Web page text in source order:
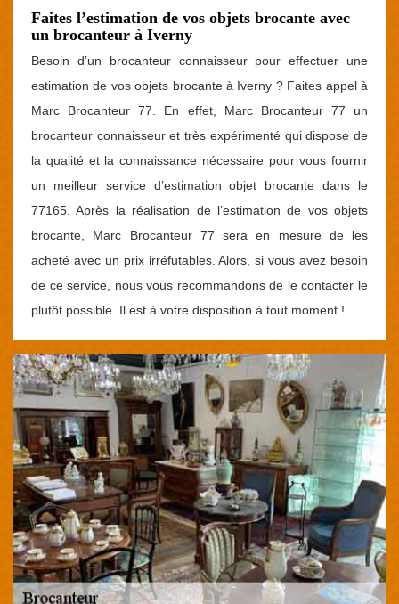
Faites l’estimation de vos objets brocante avec
un brocanteur à Iverny
Besoin d’un brocanteur connaisseur pour effectuer une
estimation de vos objets brocante à Iverny ? Faites appel à
Marc Brocanteur 77. En effet, Marc Brocanteur 77 un
brocanteur connaisseur et très expérimenté qui dispose de
la qualité et la connaissance nécessaire pour vous fournir
un meilleur service d’estimation objet brocante dans le
77165. Après la réalisation de l’estimation de vos objets
brocante, Marc Brocanteur 77 sera en mesure de les
acheté avec un prix irréfutables. Alors, si vous avez besoin
de ce service, nous vous recommandons de le contacter le
plutôt possible. Il est à votre disposition à tout moment !